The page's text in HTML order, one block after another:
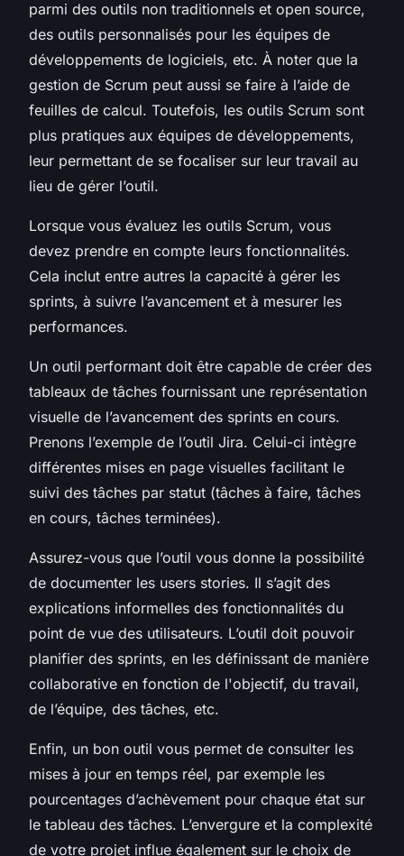
parmi des outils non traditionnels et open source,
des outils personnalisés pour les équipes de
développements de logiciels, etc. À noter que la
gestion de Scrum peut aussi se faire à l’aide de
feuilles de calcul. Toutefois, les outils Scrum sont
plus pratiques aux équipes de développements,
leur permettant de se focaliser sur leur travail au
lieu de gérer l’outil.
Lorsque vous évaluez les outils Scrum, vous
devez prendre en compte leurs fonctionnalités.
Cela inclut entre autres la capacité à gérer les
sprints, à suivre l’avancement et à mesurer les
performances.
Un outil performant doit être capable de créer des
tableaux de tâches fournissant une représentation
visuelle de l’avancement des sprints en cours.
Prenons l’exemple de l’outil Jira. Celui-ci intègre
différentes mises en page visuelles facilitant le
suivi des tâches par statut (tâches à faire, tâches
en cours, tâches terminées).
Assurez-vous que l’outil vous donne la possibilité
de documenter les users stories. Il s’agit des
explications informelles des fonctionnalités du
point de vue des utilisateurs. L’outil doit pouvoir
planifier des sprints, en les définissant de manière
collaborative en fonction de l'objectif, du travail,
de l’équipe, des tâches, etc.
Enfin, un bon outil vous permet de consulter les
mises à jour en temps réel, par exemple les
pourcentages d’achèvement pour chaque état sur
le tableau des tâches. L’envergure et la complexité
de votre projet influe également sur le choix de